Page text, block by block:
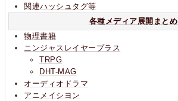
関連ハッシュタグ等
各種メディア展開まとめ
物理書籍
ニンジャスレイヤープラス
TRPG
DHT-MAG
オーディオドラマ
アニメイシヨン